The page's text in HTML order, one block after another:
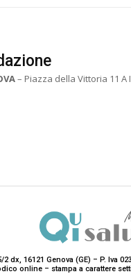
– Piazza della Vittoria 11 A
dx, 16121 Genova (GE) – P. Iva
online – stampa a carattere